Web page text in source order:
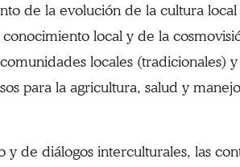
de la evolución de la cultura local
local y de la
locales (tradicionales)
para la agricultura, salud y
de diálogos interculturales, las